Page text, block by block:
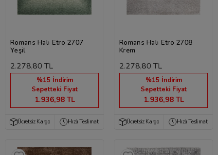
Romans Halı Etro 2707
Yeşil
2.278,80 TL
%15 İndirim
Sepetteki Fiyat
1.936,98 TL
Ücretsiz Kargo Hızlı Teslimat
Romans Halı Etro 2708
Krem
2.278,80 TL
%15 İndirim
Sepetteki Fiyat
1.936,98 TL
Ücretsiz Kargo Hızlı Teslimat